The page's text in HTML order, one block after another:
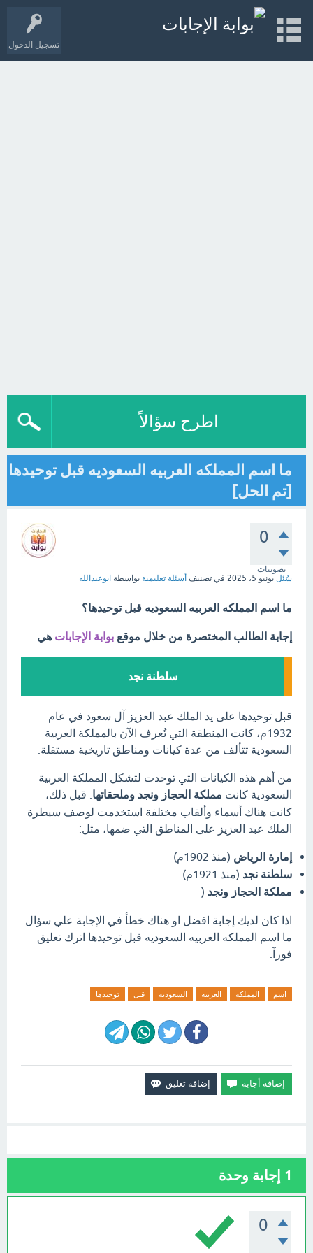
تسجيل الدخول
اطرح سؤالاً
ما اسم المملكه العربيه السعوديه قبل توحيدها
[تم الحل]
0
تصويتات
سُئل يونيو 5، 2025 في تصنيف أسئلة تعليمية بواسطة ابوعبدالله
ما اسم المملكه العربيه السعوديه قبل توحيدها؟
إجابة الطالب المختصرة من خلال موقع بوابة الإجابات هي
سلطنة نجد
قبل توحيدها على يد الملك عبد العزيز آل سعود في عام
1932م، كانت المنطقة التي تُعرف الآن بالمملكة العربية
السعودية تتألف من عدة كيانات ومناطق تاريخية مستقلة.
من أهم هذه الكيانات التي توحدت لتشكل المملكة العربية
السعودية كانت مملكة الحجاز ونجد وملحقاتها قبل ذلك،
كانت هناك أسماء وألقاب مختلفة استخدمت لوصف سيطرة
الملك عبد العزيز على المناطق التي ضمها، مثل:
إمارة الرياض (منذ 1902م)
سلطنة نجد (منذ 1921م)
مملكة الحجاز ونجد (
اذا كان لديك إجابة افضل او هناك خطأ في الإجابة علي سؤال
ما اسم المملكه العربيه السعوديه قبل توحيدها اترك تعليق
فورآ.
اسم المملكه العربيه السعوديه قبل توحيدها
1 إجابة وحدة
0